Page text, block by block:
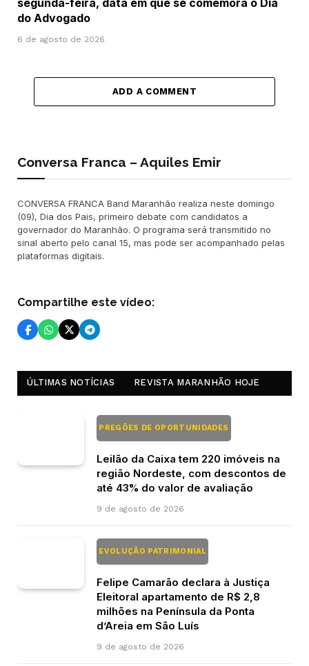
do Advogado
6 de agosto de 2026
ADD A COMMENT
Conversa Franca – Aquiles Emir
CONVERSA FRANCA Band Maranhão realiza neste domingo
(09), Dia dos Pais, primeiro debate com candidatos a
governador do Maranhão. O programa será transmitido no
sinal aberto pelo canal 15, mas pode ser acompanhado pelas
plataformas digitais.
Compartilhe este vídeo:
ÚLTIMAS NOTÍCIAS REVISTA MARANHÃO HOJE
PREGÕES DE OPORTUNIDADES
Leilão da Caixa tem 220 imóveis na
região Nordeste, com descontos de
até 43% do valor de avaliação
9 de agosto de 2026
EVOLUÇÃO PATRIMONIAL
Felipe Camarão declara à Justiça
Eleitoral apartamento de R$ 2,8
milhões na Península da Ponta
d’Areia em São Luís
9 de agosto de 2026